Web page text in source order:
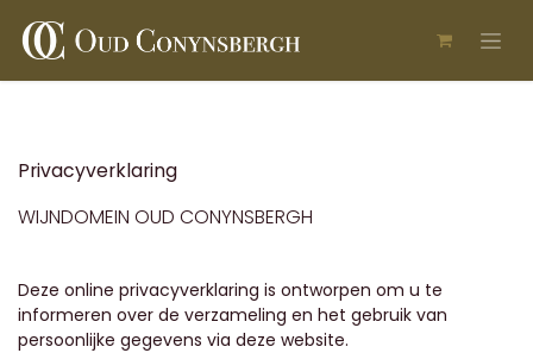
Privacyverklaring
WIJNDOMEIN OUD CONYNSBERGH
Deze online privacyverklaring is ontworpen om u te
informeren over de verzameling en het gebruik van
persoonlijke gegevens via deze website.